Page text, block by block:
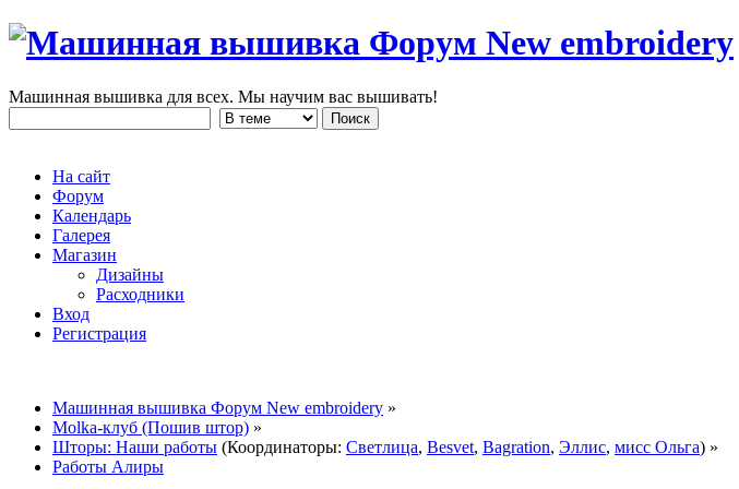
Машинная вышивка для всех. Мы научим вас вышивать!
На сайт
Форум
Календарь
Галерея
Магазин
Дизайны
Расходники
Вход
Регистрация
Машинная вышивка Форум New embroidery »
Molka-клуб (Пошив штор) »
Шторы: Наши работы (Координаторы: Светлица, Besvet, Bagration, Эллис, мисс Ольга) »
Работы Алиры